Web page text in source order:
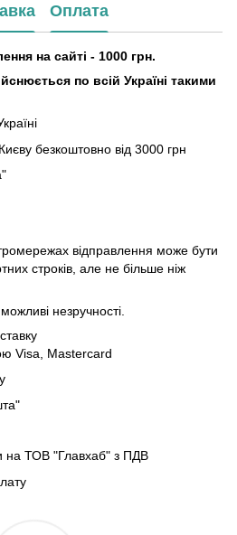
Оплата
на сайті - 1000 грн.
по всій Україні такими
безкоштовно від 3000 грн
відправлення може бути
строків, але не більше ніж
незручності.
Visa, Mastercard
на ТОВ "Главхаб" з ПДВ